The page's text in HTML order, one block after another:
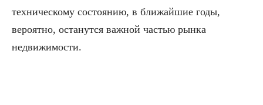
техническому состоянию, в ближайшие годы,
вероятно, останутся важной частью рынка
недвижимости.